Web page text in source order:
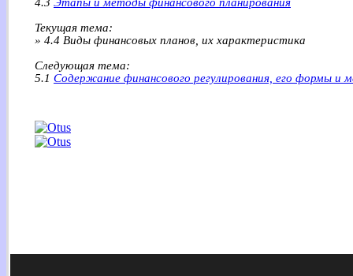
4.3 Этапы и методы финансового планирования
Текущая тема:
» 4.4 Виды финансовых планов, их характеристика
Следующая тема:
5.1 Содержание финансового регулирования, его формы и